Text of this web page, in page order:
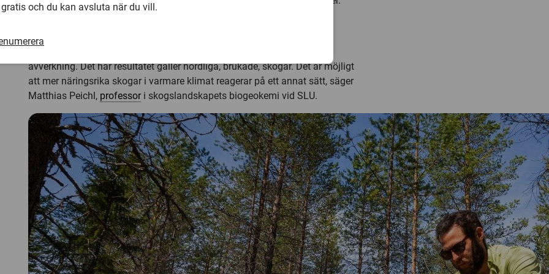
avverkning. Det här resultatet gäller nordliga, brukade, skogar. Det är möjligt
att mer näringsrika skogar i varmare klimat reagerar på ett annat sätt, säger
Matthias Peichl, professori skogslandskapets biogeokemi vid SLU.
gratis och du kan avsluta när du vill.